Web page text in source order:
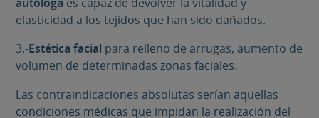
elasticidad a los tejidos que han sido dañados.
3.-Estética facial para relleno de arrugas, aumento de
volumen de determinadas zonas faciales.
Las contraindicaciones absolutas serían aquellas
condiciones médicas que impidan la realización del